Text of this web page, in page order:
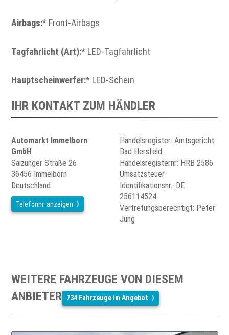
Airbags:* Front-Airbags
Tagfahrlicht (Art):* LED-Tagfahrlicht
Hauptscheinwerfer:* LED-Schein
IHR KONTAKT ZUM HÄNDLER
Automarkt Immelborn
GmbH
Salzunger Straße 26
36456 Immelborn
Deutschland
Telefonnr. anzeigen
Handelsregister: Amtsgericht
Bad Hersfeld
Handelsregisternr: HRB 2586
Umsatzsteuer-
Identifikationsnr.: DE
256114524
Vertretungsberechtigt: Peter
Jung
WEITERE FAHRZEUGE VON DIESEM
ANBIETER 734 Fahrzeuge im Angebot